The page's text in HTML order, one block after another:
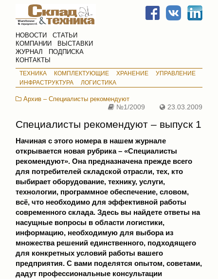
НОВОСТИ
СТАТЬИ
КОМПАНИИ
ВЫСТАВКИ
ЖУРНАЛ
ПОДПИСКА
КОНТАКТЫ
ТЕХНИКА КОМПЛЕКТУЮЩИЕ ХРАНЕНИЕ
УПРАВЛЕНИЕ
ИНФРАСТРУКТУРА
ЛОГИСТИКА
Архив – Специалисты рекомендуют
№1/2009
23.03.2009
Специалисты рекомендуют – выпуск 1
Начиная с этого номера в нашем журнале
открывается новая рубрика – «Специалисты
рекомендуют». Она предназначена прежде всего
для потребителей складской отрасли, тех, кто
выбирает оборудование, технику, услуги,
технологии, программное обеспечение, словом,
всё, что необходимо для эффективной работы
современного склада. Здесь вы найдете ответы на
насущные вопросы в области логистики,
информацию, необходимую для выбора из
множества решений единственного, подходящего
для конкретных условий работы вашего
предприятия. С вами поделятся опытом, советами,
дадут профессиональные консультации